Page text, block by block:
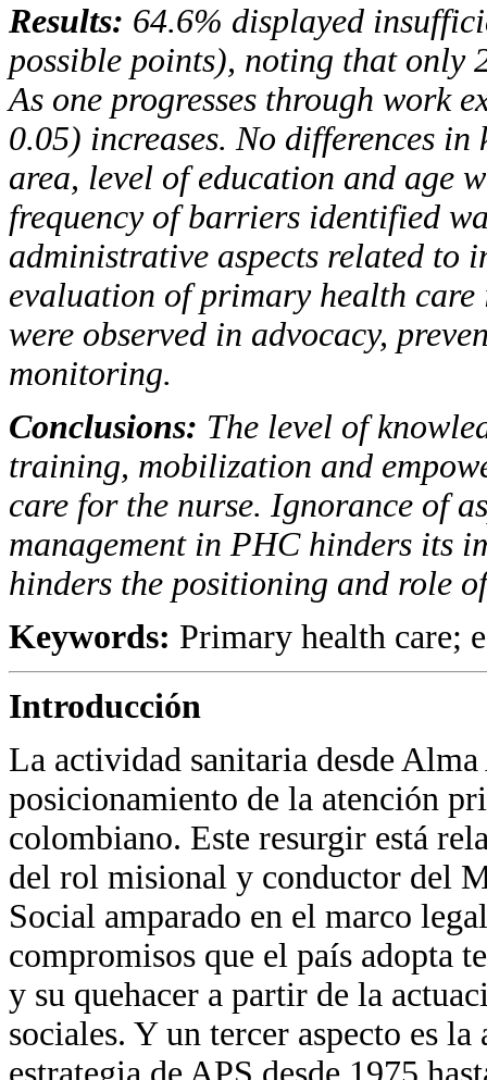
Results: 64.6% displayed
possible points), noting that only
As one progresses through work
0.05) increases. No differences
area, level of education and age
frequency of barriers identified
administrative aspects related to
evaluation of primary health care
were observed in advocacy,
monitoring.
Conclusions: The level of
training, mobilization and
care for the nurse. Ignorance of
management in PHChinders its
hinders the positioning and role
Keywords: Primary health care;
Introducción
La actividad sanitaria desde
posicionamiento de la atención
colombiano. Este resurgir está
del rol misional y conductor del
Social amparado en el marco
compromisos que el país adopta
y su quehacer a partir de la
sociales. Y un tercer aspecto es